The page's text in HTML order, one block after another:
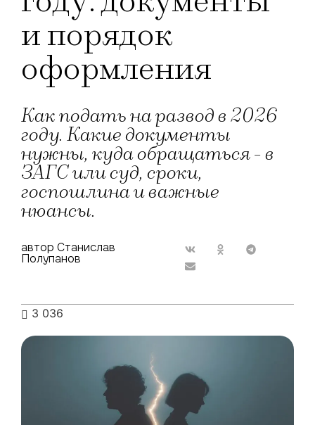
и порядок
оформления
Как подать на развод в 2026
году. Какие документы
нужны, куда обращаться - в
ЗАГС или суд, сроки,
госпошлина и важные
нюансы.
автор Станислав
Полупанов
3 036